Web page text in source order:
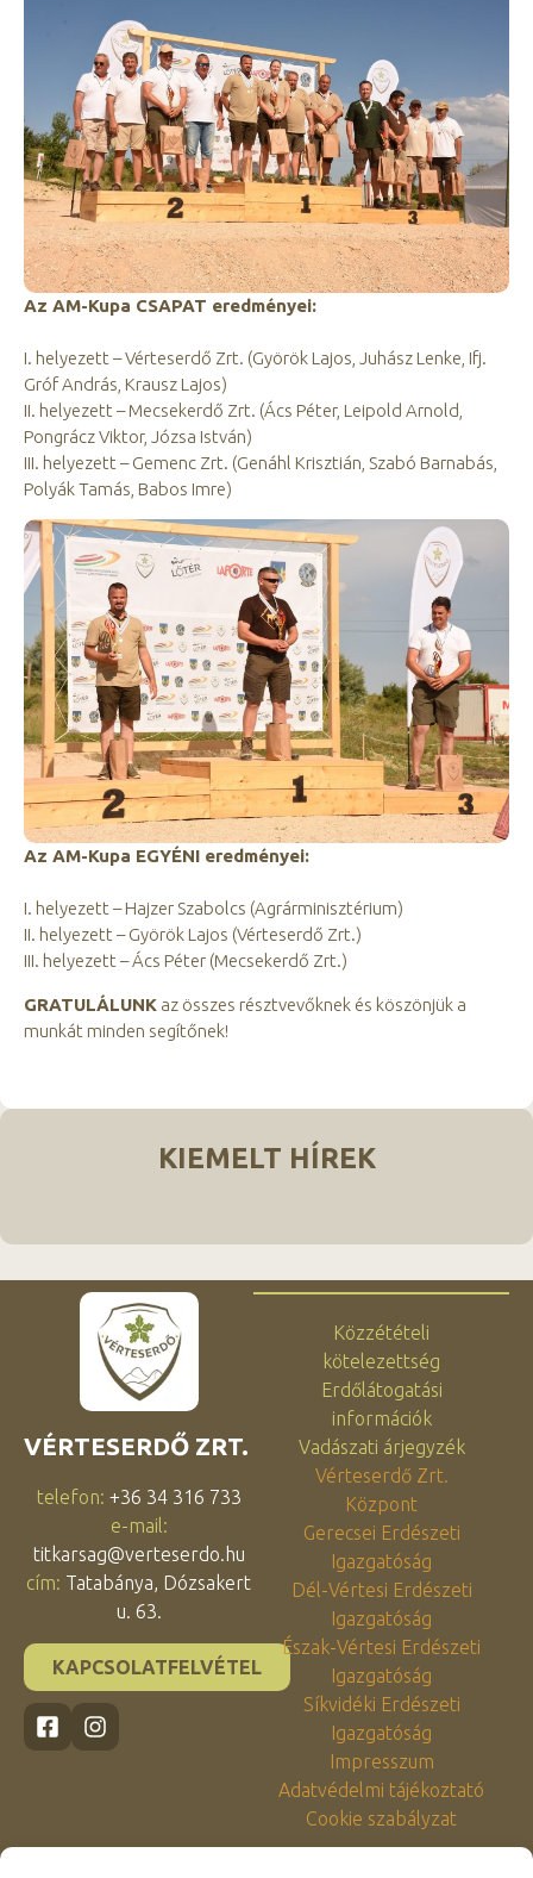
Az AM-Kupa CSAPAT eredményei:
I. helyezett – Vérteserdő Zrt. (Györök Lajos, Juhász Lenke, Ifj.
Gróf András, Krausz Lajos)
II. helyezett – Mecsekerdő Zrt. (Ács Péter, Leipold Arnold,
Pongrácz Viktor, Józsa István)
III. helyezett – Gemenc Zrt. (Genáhl Krisztián, Szabó Barnabás,
Polyák Tamás, Babos Imre)
Az AM-Kupa EGYÉNI eredményei:
I. helyezett – Hajzer Szabolcs (Agrárminisztérium)
II. helyezett – Györök Lajos (Vérteserdő Zrt.)
III. helyezett – Ács Péter (Mecsekerdő Zrt.)
GRATULÁLUNK az összes résztvevőknek és köszönjük a
munkát minden segítőnek!
KIEMELT HÍREK
VÉRTESERDŐ ZRT.
telefon: +36 34 316 733
e-mail:
titkarsag@verteserdo.hu
cím: Tatabánya, Dózsakert
u. 63.
KAPCSOLATFELVÉTEL
Közzétételi
kötelezettség
Erdőlátogatási
információk
Vadászati árjegyzék
Vérteserdő Zrt.
Központ
Gerecsei Erdészeti
Igazgatóság
Dél-Vértesi Erdészeti
Igazgatóság
Észak-Vértesi Erdészeti
Igazgatóság
Síkvidéki Erdészeti
Igazgatóság
Impresszum
Adatvédelmi tájékoztató
Cookie szabályzat